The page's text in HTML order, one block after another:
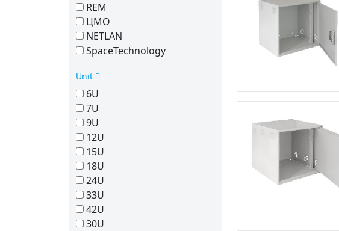
REM
ЦМО
NETLAN
SpaceTechnology
Unit
6U
7U
9U
12U
15U
18U
24U
33U
42U
30U